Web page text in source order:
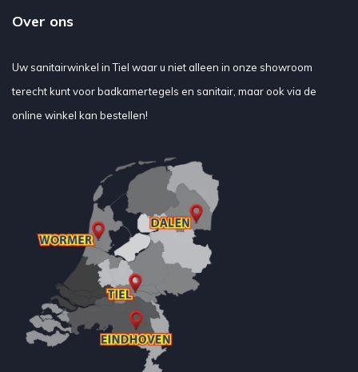
Over ons
Uw sanitairwinkel in Tiel waar u niet alleen in onze showroom
terecht kunt voor badkamertegels en sanitair, maar ook via de
online winkel kan bestellen!